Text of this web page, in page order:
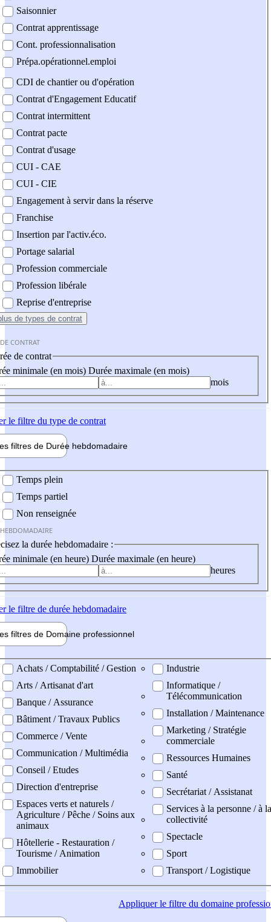
Saisonnier
Contrat apprentissage
Cont. professionnalisation
Prépa.opérationnel.emploi
CDI de chantier ou d'opération
Contrat d'Engagement Educatif
Contrat intermittent
Contrat pacte
Contrat d'usage
CUI - CAE
CUI - CIE
Engagement à servir dans la réserve
Franchise
Insertion par l'activ.éco.
Portage salarial
Profession commerciale
Profession libérale
Reprise d'entreprise
de types de contrat
CONTRAT
de contrat
minimale (en mois) Durée maximale (en mois)
mois
le filtre du type de contrat
filtres de Durée hebdomadaire
Temps plein
Temps partiel
Non renseignée
la durée hebdomadaire :
minimale (en heure) Durée maximale (en heure)
heures
le filtre de durée hebdomadaire
filtres de Domaine professionnel
professionel
Achats / Comptabilité / Gestion
Arts / Artisanat d'art
Banque / Assurance
Bâtiment / Travaux Publics
Commerce / Vente
Communication / Multimédia
Conseil / Etudes
Direction d'entreprise
Espaces verts et naturels /
Agriculture / Pêche / Soins aux
animaux
Hôtellerie - Restauration /
Tourisme / Animation
Immobilier
Industrie
Informatique /
Télécommunication
Installation / Maintenance
Marketing / Stratégie
commerciale
Ressources Humaines
Santé
Secrétariat / Assistanat
Services à la personne / à la
collectivité
Spectacle
Sport
Transport / Logistique
Appliquerle filtre du domaine